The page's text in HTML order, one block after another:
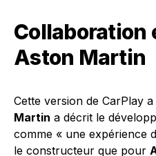
Collaboration
Aston Martin
Cette version de CarPlay
Martin a décrit le
comme « une expérience
le constructeur que pour